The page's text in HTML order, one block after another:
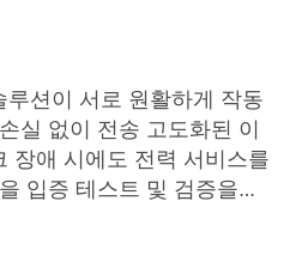
션이 서로 원활하게 작동
실 없이 전송 고도화된 이
장애 시에도 전력 서비스를
입증 테스트 및 검증을…